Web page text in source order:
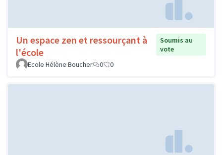
Un espace zen et ressourçant à
l'école
Soumis au
vote
Ecole Hélène Boucher
0 0